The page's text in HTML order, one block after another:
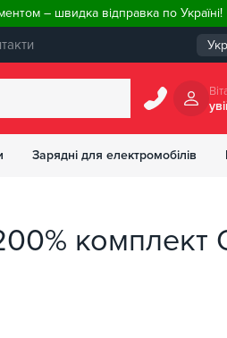
– швидка відправка по Україні!
Зарядні для електромобілів
комплект